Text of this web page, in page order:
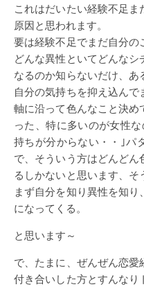
これはだいたい経験不足
原因と思われます。
要は経験不足でまだ自分
どんな異性といてどんな
なるのか知らないだけ、あ
自分の気持ちを抑え込ん
軸に沿って色んなこと決
った、特に多いのが女性
持ちが分からない・・｣パ
で、そういう方はどんど
るしかないと思います、
まず自分を知り異性を知
になってくる。
と思います～
で、たまに、ぜんぜん恋
付き合いした方とすんなり